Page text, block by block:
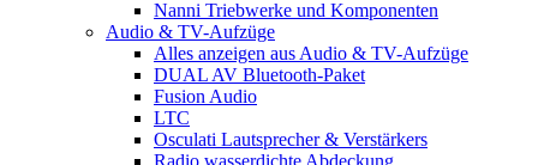
Nanni Triebwerke und Komponenten
Audio & TV-Aufzüge
Alles anzeigen aus Audio & TV-Aufzüge
DUAL AV Bluetooth-Paket
Fusion Audio
LTC
Osculati Lautsprecher & Verstärkers
Radio wasserdichte Abdeckung